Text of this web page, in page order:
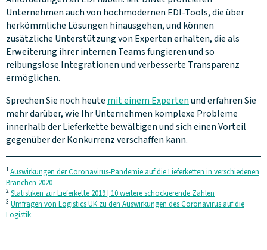
Unternehmen auch von hochmodernen EDI-Tools, die über
herkömmliche Lösungen hinausgehen, und können
zusätzliche Unterstützung von Experten erhalten, die als
Erweiterung ihrer internen Teams fungieren und so
reibungslose Integrationen und verbesserte Transparenz
ermöglichen.
Sprechen Sie noch heute mit einem Expertenund erfahren Sie
mehr darüber, wie Ihr Unternehmen komplexe Probleme
innerhalb der Lieferkette bewältigen und sich einen Vorteil
gegenüber der Konkurrenz verschaffen kann.
1Auswirkungen der Coronavirus-Pandemie auf die Lieferketten in verschiedenen
Branchen 2020
2 Statistiken zur Lieferkette 2019 | 10 weitere schockierende Zahlen
3 Umfragen von Logistics UK zu den Auswirkungen des Coronavirus auf die
Logistik